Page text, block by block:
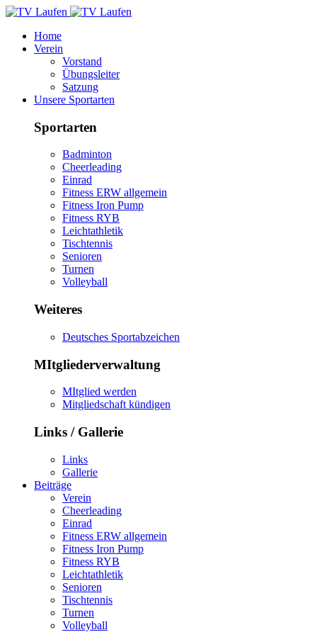
Home
Verein
Vorstand
Übungsleiter
Satzung
Unsere Sportarten
Sportarten
Badminton
Cheerleading
Einrad
Fitness ERW allgemein
Fitness Iron Pump
Fitness RYB
Leichtathletik
Tischtennis
Senioren
Turnen
Volleyball
Weiteres
Deutsches Sportabzeichen
MItgliederverwaltung
MItglied werden
Mitgliedschaft kündigen
Links / Gallerie
Links
Gallerie
Beiträge
Verein
Cheerleading
Einrad
Fitness ERW allgemein
Fitness Iron Pump
Fitness RYB
Leichtathletik
Senioren
Tischtennis
Turnen
Volleyball